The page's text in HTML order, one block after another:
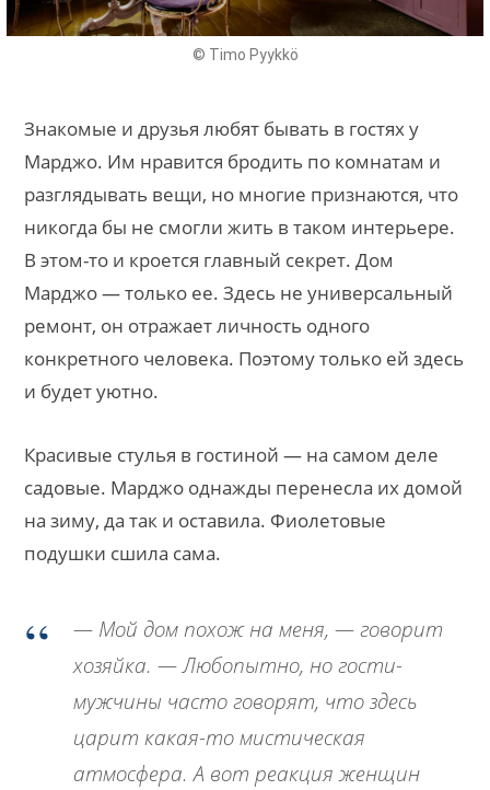
© Timo Pyykkö
Знакомые и друзья любят бывать в гостях у
Марджо. Им нравится бродить по комнатам и
разглядывать вещи, но многие признаются, что
никогда бы не смогли жить в таком интерьере.
В этом-то и кроется главный секрет. Дом
Марджо — только ее. Здесь не универсальный
ремонт, он отражает личность одного
конкретного человека. Поэтому только ей здесь
и будет уютно.
Красивые стулья в гостиной — на самом деле
садовые. Марджо однажды перенесла их домой
на зиму, да так и оставила. Фиолетовые
подушки сшила сама.
— Мой дом похож на меня, — говорит
хозяйка. — Любопытно, но гости-
мужчины часто говорят, что здесь
царит какая-то мистическая
атмосфера. А вот реакция женщин